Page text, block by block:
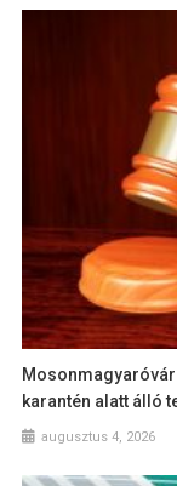
karantén alatt álló
augusztus 4, 2026